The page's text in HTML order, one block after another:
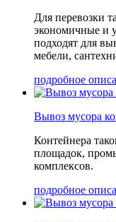
Для перевозки
экономичные и
подходят для
мебели,
подробное
Вывоз мусора
Контейнера
площадок,
комплексов.
подробное